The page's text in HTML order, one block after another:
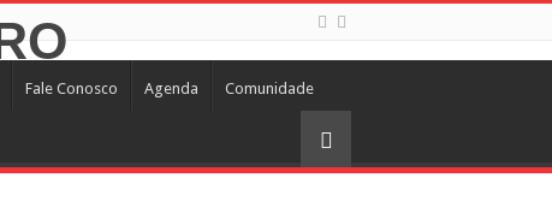
Fale Conosco Agenda Comunidade